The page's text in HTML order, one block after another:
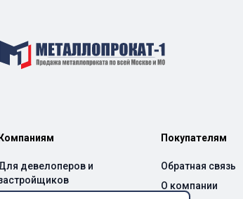
Компаниям
девелоперов и
Покупателям
Обратная связь
О компании